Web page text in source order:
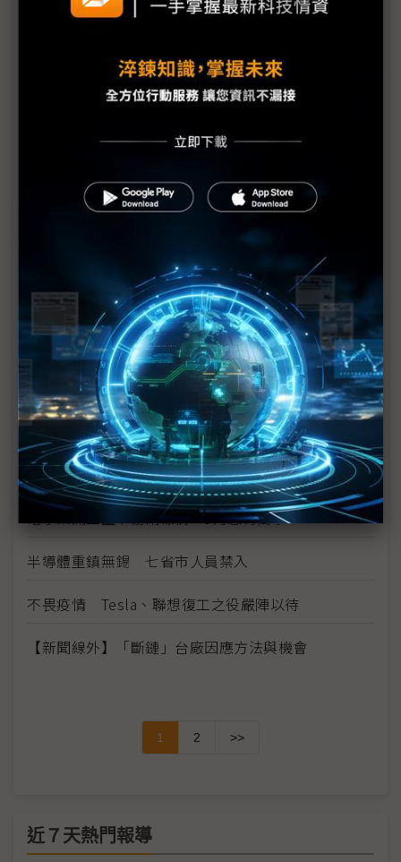
(Daily Issue)疫情消滅之日 才是手機需求復甦之時
華為：消費性、通訊設備生產正常 封測供應鏈也報
韓政府成功搶救現代汽車 恢復正常運作仍須1~2週
日系零件廠獨睞5G 機器人廠看好汽車領域投資
中國車業短期受疫情衝擊 供需復原存何變數？
中國封城外溢效應 恐重傷電子供應鏈
武漢疫情影響開工 恐衝擊被動元件市場
台積電產能仍瘋搶 華為海思一單未減
考驗復工後才開始 中國2020年汽車產量減少逾90萬
輛
步Switch後塵 疫情恐致Xbox X、PS5發布延後
電子業開工上下游兩樣情 3月恐有衝擊
半導體重鎮無錫 七省市人員禁入
不畏疫情 Tesla、聯想復工之役嚴陣以待
【新聞線外】「斷鏈」台廠因應方法與機會
1 2 >>
近７天熱門報導